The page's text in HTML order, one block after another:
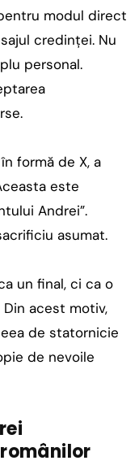
modul direct
credinței. Nu
personal.
formă de X, a
este
Andrei”.
asumat.
un final, ci ca o
acest motiv,
de statornicie
de nevoile